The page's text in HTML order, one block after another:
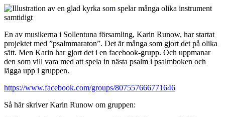
En av musikerna i Sollentuna församling, Karin Runow, har startat
projektet med ”psalmmaraton”. Det är många som gjort det på olika
sätt. Men Karin har gjort det i en facebook-grupp. Och uppmanar
den som vill vara med att spela in nästa psalm i psalmboken och
lägga upp i gruppen.
https://www.facebook.com/groups/807557666771646
Så här skriver Karin Runow om gruppen: